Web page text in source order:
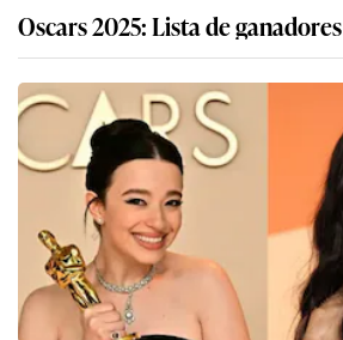
Oscars 2025: Lista de ganadores